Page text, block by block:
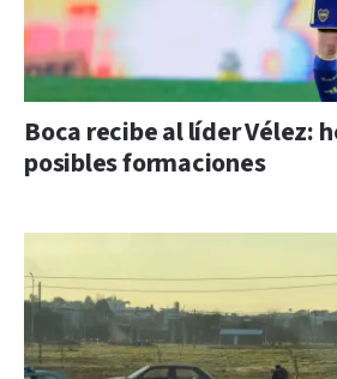
Boca recibe al líder Vélez:
posibles formaciones